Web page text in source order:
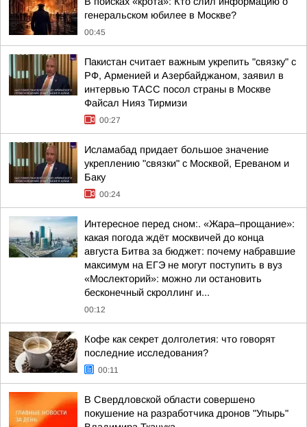
генеральском юбилее в Москве?
00:45
Пакистан считает важным укрепить "связку" с
РФ, Арменией и Азербайджаном, заявил в
интервью ТАСС посол страны в Москве
Файсал Нияз Тирмизи
00:27
Исламабад придает большое значение
укреплению "связки" с Москвой, Ереваном и
Баку
00:24
Интересное перед сном:. «Жара–прощание»:
какая погода ждёт москвичей до конца
августа Битва за бюджет: почему набравшие
максимум на ЕГЭ не могут поступить в вуз
«Мослекторий»: можно ли остановить
бесконечный скроллинг и...
00:12
Кофе как секрет долголетия: что говорят
последние исследования?
00:11
В Свердловской области совершено
покушение на разработчика дронов "Упырь"